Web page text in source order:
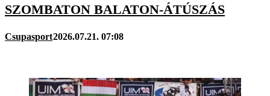
SZOMBATON BALATON-ÁTÚSZÁS
Csupasport2026.07.21. 07:08